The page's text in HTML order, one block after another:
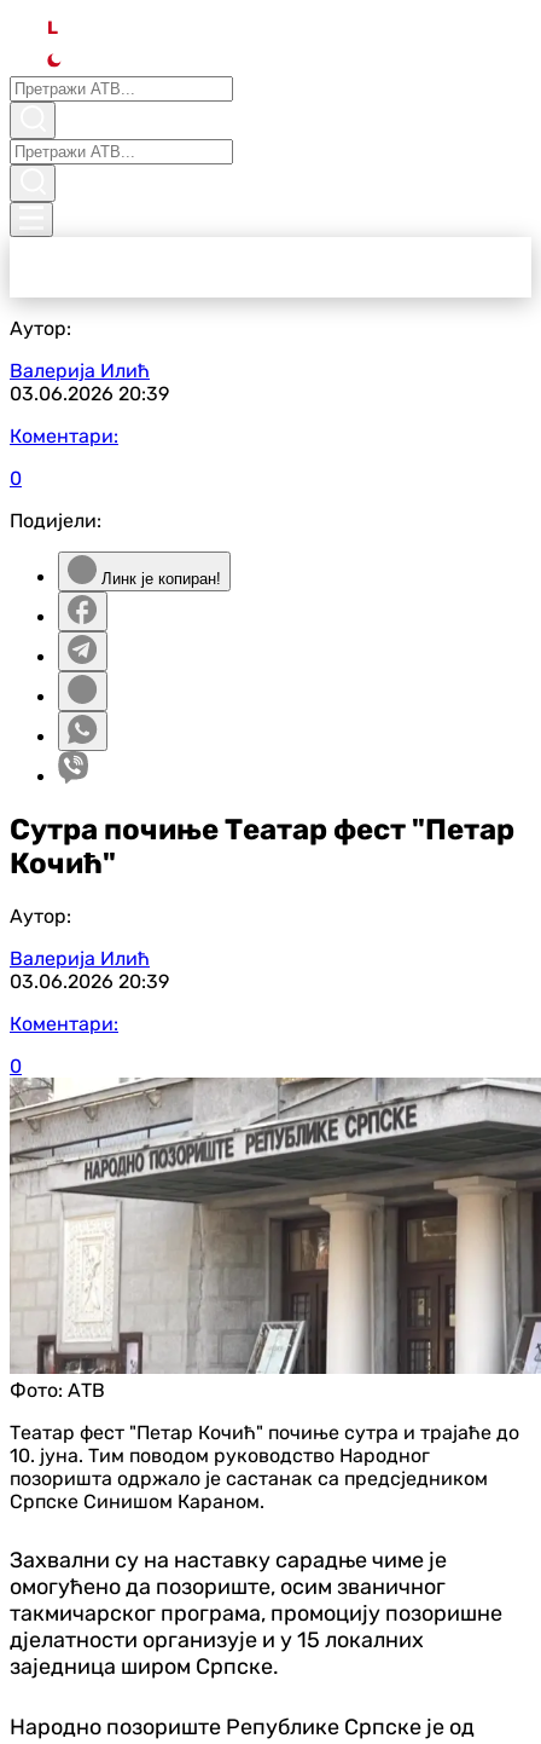
L
Аутор:
Валерија Илић
03.06.2026 20:39
Коментари:
0
Подијели:
Линк је копиран!
Сутра почиње Театар фест "Петар
Кочић"
Аутор:
Валерија Илић
03.06.2026 20:39
Коментари:
0
Фото: АТВ
Театар фест "Петар Кочић" почиње сутра и трајаће до
10. јуна. Тим поводом руководство Народног
позоришта одржало је састанак са предсједником
Српске Синишом Караном.
Захвални су на наставку сарадње чиме је
омогућено да позориште, осим званичног
такмичарског програма, промоцију позоришне
дјелатности организује и у 15 локалних
заједница широм Српске.
Народно позориште Републике Српске је од